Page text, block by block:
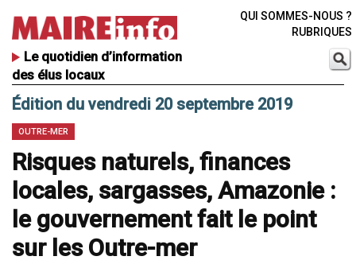
Le quotidien d’information
des élus locaux
QUI SOMMES-NOUS ?
RUBRIQUES
Édition du vendredi 20 septembre 2019
OUTRE-MER
Risques naturels, finances
locales, sargasses, Amazonie :
le gouvernement fait le point
sur les Outre-mer